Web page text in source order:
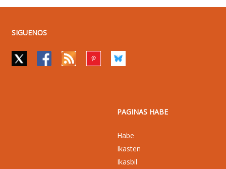
SIGUENOS
PAGINAS HABE
Habe
Ikasten
Ikasbil